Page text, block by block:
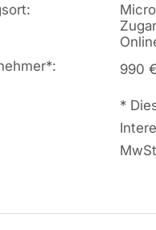
*: 990 €
*